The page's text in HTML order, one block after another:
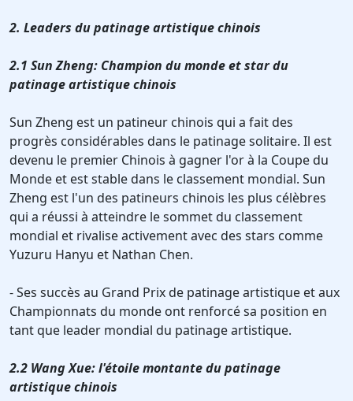
2. Leaders du patinage artistique chinois
2.1 Sun Zheng: Champion du monde et star du
patinage artistique chinois
Sun Zheng est un patineur chinois qui a fait des
progrès considérables dans le patinage solitaire. Il est
devenu le premier Chinois à gagner l'or à la Coupe du
Monde et est stable dans le classement mondial. Sun
Zheng est l'un des patineurs chinois les plus célèbres
qui a réussi à atteindre le sommet du classement
mondial et rivalise activement avec des stars comme
Yuzuru Hanyu et Nathan Chen.
- Ses succès au Grand Prix de patinage artistique et aux
Championnats du monde ont renforcé sa position en
tant que leader mondial du patinage artistique.
2.2 Wang Xue: l'étoile montante du patinage
artistique chinois